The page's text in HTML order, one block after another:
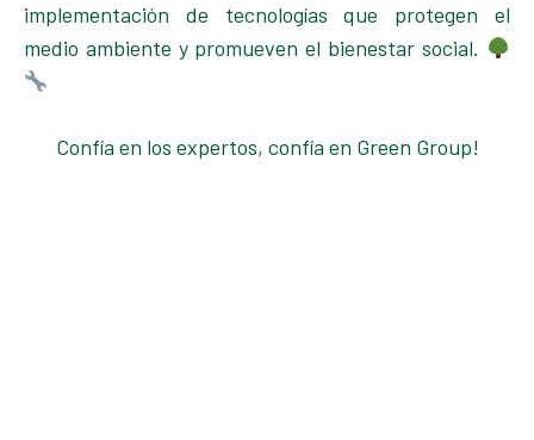
implementación de tecnologías que protegen el
medio ambiente y promueven el bienestar social.
Confía en los expertos, confía en Green Group!